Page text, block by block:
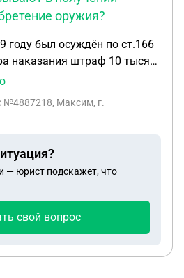
иска (например, о
регистрационных
квартиры) до разрешения
до 2014 года и
ЕГРН пока не произведена?
разъяснение возможных
оружия?
году был осуждён по ст.166
наказания штраф 10 тысяч
был ущерб
лицензии на
№4887218, Максим, г.
— юрист подскажет, что
свой вопрос